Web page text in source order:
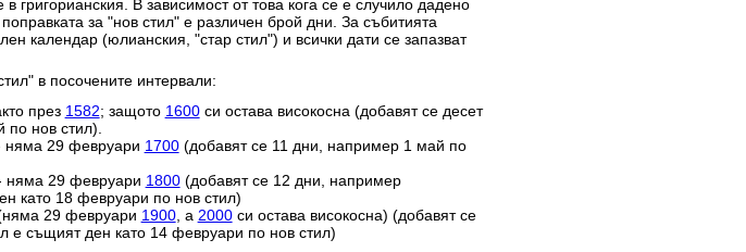
григорианския. В зависимост от това кога се е случило дадено
за "нов стил" е различен брой дни. За събитията
календар (юлианския, "стар стил") и всички дати се запазват
в посочените интервали:
през 1582; защото 1600си остава високосна (добавят се десет
нов стил).
няма 29 февруари 1700(добавят се 11 дни, например 1 май по
няма 29 февруари 1800(добавят се 12 дни, например
като 18 февруари по нов стил)
29 февруари 1900, а 2000си остава високосна) (добавят се
е същият ден като 14 февруари по нов стил)